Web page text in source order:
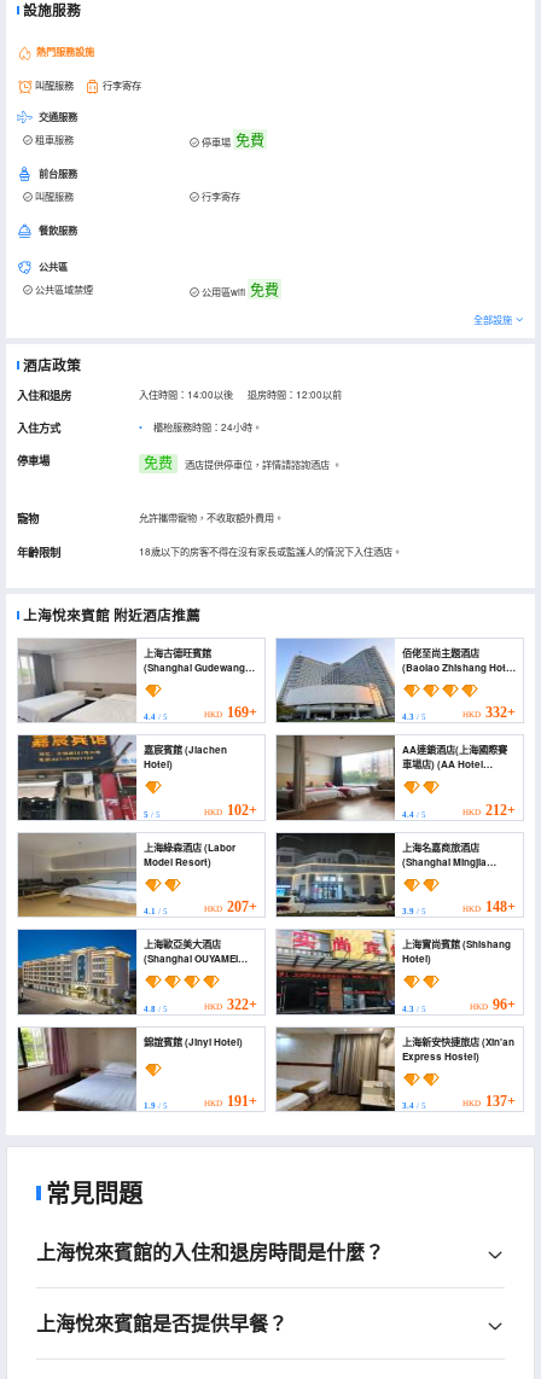
設施服務
熱門服務設施
叫醒服務 行李寄存
交通服務
租車服務 停車場 免費
前台服務
叫醒服務 行李寄存
餐飲服務
公共區
公共區域禁煙 公用區wifi 免費
全部設施
酒店政策
入住和退房 入住時間：14:00以後 退房時間：12:00以前
入住方式 櫃枱服務時間：24小時。
停車場 免费 酒店提供停車位，詳情請諮詢酒店 。
寵物 允許攜帶寵物，不收取額外費用。
年齡限制 18歲以下的房客不得在沒有家長或監護人的情況下入住酒店。
上海悅來賓館 附近酒店推薦
上海古德旺賓館
(Shanghai Gudewang
Hotel)
4.4 / 5 HKD 169+
佰佬至尚主題酒店
(Baolao Zhishang Hotel
(Shanghai Jiading
International Circuit
Branch))
4.3/ 5 HKD 332+
嘉宸賓館 (Jiachen
Hotel)
5 / 5 HKD 102+
AA連鎖酒店(上海國際賽
車場店) (AA Hotel
(Shanghai International
Circuit))
4.4/ 5 HKD 212+
上海綠森酒店 (Labor
Model Resort)
4.1 / 5 HKD 207+
上海名嘉商旅酒店
(Shanghai Mingjia
Business Travel Hotel)
3.9/ 5 HKD 148+
上海歐亞美大酒店
(Shanghai OUYAMEI
Hotel)
4.8 / 5 HKD 322+
上海實尚賓館 (Shishang
Hotel)
4.3/ 5 HKD 96+
錦誼賓館 (Jinyi Hotel)
1.9 / 5 HKD 191+
上海新安快捷旅店 (Xin'an
Express Hostel)
3.4/ 5 HKD 137+
常見問題
上海悅來賓館的入住和退房時間是什麼？
上海悅來賓館是否提供早餐？